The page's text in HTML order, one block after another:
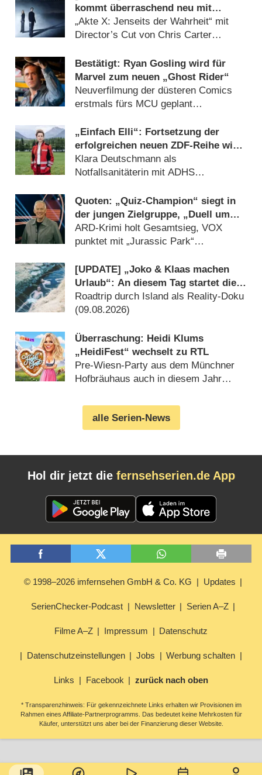
kommt überraschend neu mit
deutlich mehr Horror
„Akte X: Jenseits der Wahrheit“ mit
Director’s Cut von Chris Carter
Bestätigt: Ryan Gosling wird für
Marvel zum neuen „Ghost Rider“
Neuverfilmung der düsteren Comics
erstmals fürs MCU geplant
„Einfach Elli“: Fortsetzung der
erfolgreichen neuen ZDF-Reihe wird
gedreht
Klara Deutschmann als
Notfallsanitäterin mit ADHS
Quoten: „Quiz-Champion“ siegt in
der jungen Zielgruppe, „Duell um
die Welt“-Best-of geht völlig unter
ARD-Krimi holt Gesamtsieg, VOX
punktet mit „Jurassic Park“
[UPDATE] „Joko & Klaas machen
Urlaub“: An diesem Tag startet die
neue Sendung des Entertainer-Duos
Roadtrip durch Island als Reality-Doku
(09.08.2026)
Überraschung: Heidi Klums
„HeidiFest“ wechselt zu RTL
Pre-Wiesn-Party aus dem Münchner
Hofbräuhaus auch in diesem Jahr
alle Serien-News
Hol dir jetzt die fernsehserien.de App
© 1998–2026 imfernsehen GmbH & Co. KG Updates
SerienChecker-Podcast Newsletter Serien A–Z
Filme A–Z Impressum Datenschutz
Datenschutzeinstellungen Jobs Werbung schalten
Links Facebook zurück nach oben
* Transparenzhinweis: Für gekennzeichnete Links erhalten wir Provisionen im
Rahmen eines Affiliate-Partnerprogramms. Das bedeutet keine Mehrkosten für
Käufer, unterstützt uns aber bei der Finanzierung dieser Website.